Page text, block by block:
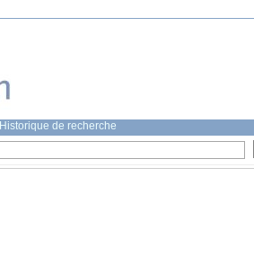
Historique de recherche